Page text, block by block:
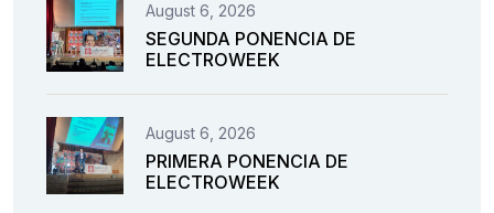
August 6, 2026
SEGUNDA PONENCIA DE
ELECTROWEEK
August 6, 2026
PRIMERA PONENCIA DE
ELECTROWEEK